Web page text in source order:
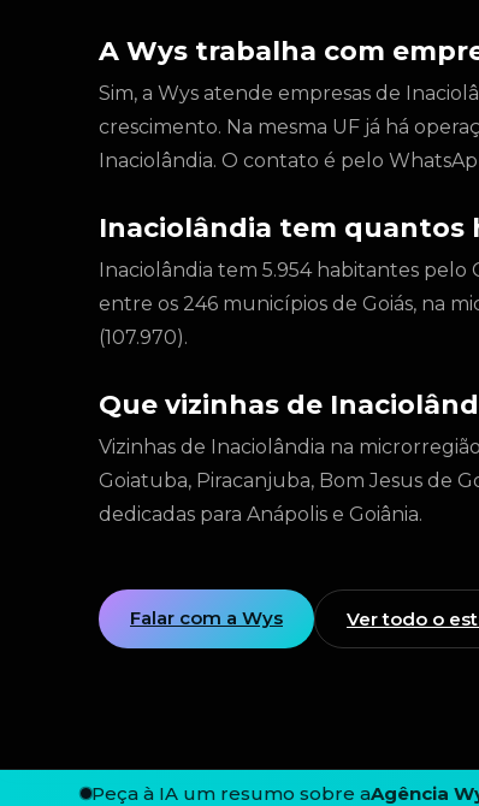
A Wys trabalha com
Sim, a Wys atende empresas de
crescimento. Na mesma UF já há
Inaciolândia. O contato é pelo
Inaciolândia tem quantos
Inaciolândia tem 5.954 habitantes pelo
entre os 246 municípios de Goiás, na
(107.970).
Que vizinhas de
Vizinhas de Inaciolândia na
Goiatuba, Piracanjuba, Bom Jesus de
dedicadas para Anápolis e Goiânia.
Falar com a Wys Ver todo o
Peça à IA um resumo sobre aAgência